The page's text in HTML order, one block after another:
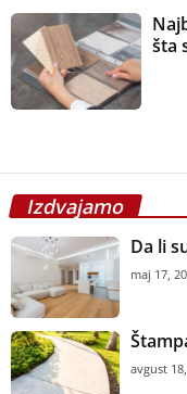
šta
Izdvajamo
Da li
maj 17,
avgust